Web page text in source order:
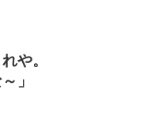
や。
」